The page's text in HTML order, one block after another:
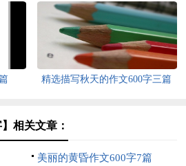
精选描写秋天的作文600字三篇
相关文章：
美丽的黄昏作文600字7篇